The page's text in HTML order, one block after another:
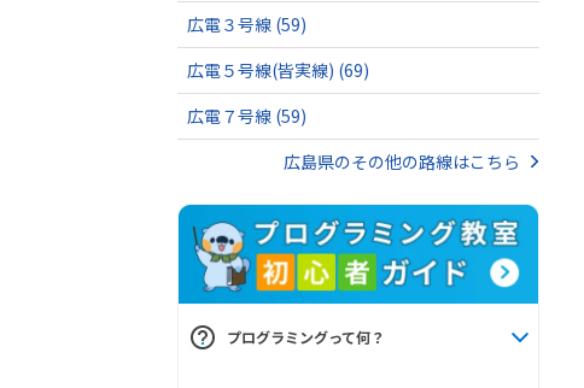
広電３号線 (59)
広電５号線(皆実線) (69)
広電７号線 (59)
広島県のその他の路線はこちら
プログラミングって何？